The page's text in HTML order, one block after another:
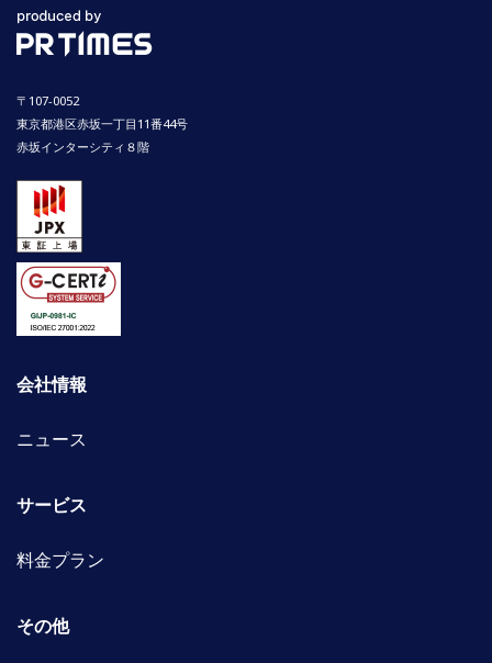
〒107-0052
東京都港区赤坂一丁目11番44号
赤坂インターシティ８階
会社情報
ニュース
サービス
料金プラン
その他